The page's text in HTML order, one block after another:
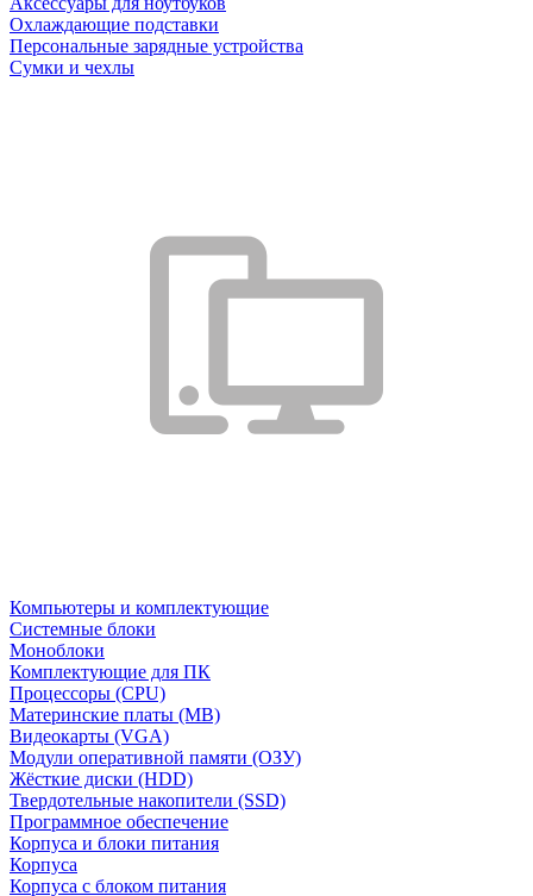
Охлаждающие подставки
Персональные зарядные устройства
Сумки и чехлы
Компьютеры и комплектующие
Системные блоки
Моноблоки
Комплектующие для ПК
Процессоры (CPU)
Материнские платы (MB)
Видеокарты (VGA)
Модули оперативной памяти (ОЗУ)
Жёсткие диски (HDD)
Твердотельные накопители (SSD)
Программное обеспечение
Корпуса и блоки питания
Корпуса
Корпуса с блоком питания